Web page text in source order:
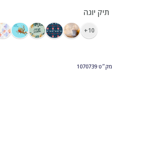
תיק יוגה
10+
מק״ט1070739